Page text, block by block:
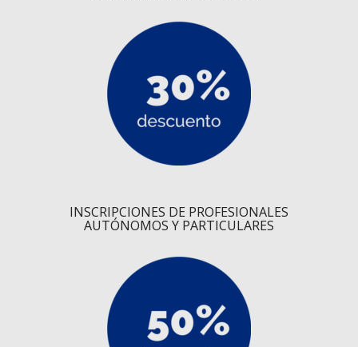
INSCRIPCIONES DE PROFESIONALES
AUTÓNOMOS Y PARTICULARES